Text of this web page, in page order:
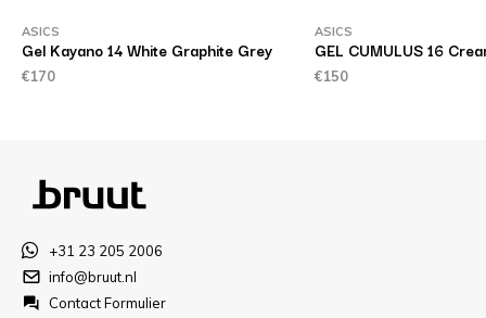
ASICS
Gel Kayano 14 White Graphite Grey
€170
ASICS
GEL CUMULUS 16
€150
+31 23 205 2006
info@bruut.nl
Contact Formulier